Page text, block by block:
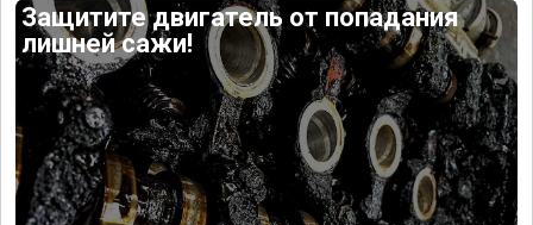
Защитите двигатель от попадания
лишней сажи!